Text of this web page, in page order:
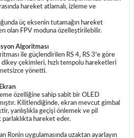
hareket atlamalı, izleme ve
üç eksenin tutamağın hareket
olan FPV moduna özelleştirilebilir.
Algoritması
ile güçlendirilen RS 4, RS 3'e göre
çekimleri, hızlı tempolu hareketleri
yönetti.
özelliğine sahip sabit bir OLED
Kilitlendiğinde, ekran mevcut gimbal
yanlışlıkla geçişi önlemek ve pil
hareket eder.
Ronin uygulamasında uzaktan ayarlayın